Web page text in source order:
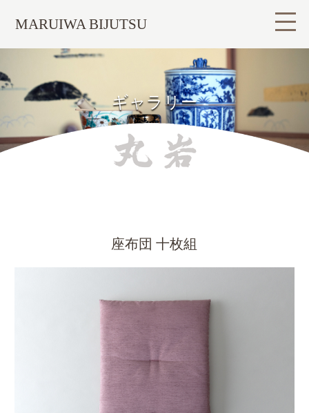
MARUIWA BIJUTSU
ギャラリー
座布団 十枚組